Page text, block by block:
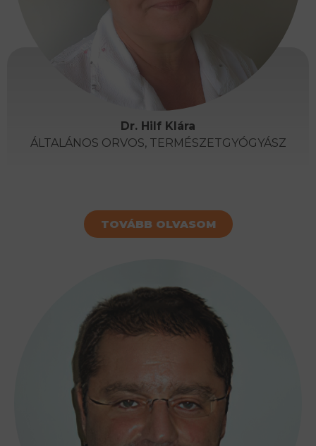
Dr. Hilf Klára
ÁLTALÁNOS ORVOS, TERMÉSZETGYÓGYÁSZ
TOVÁBB OLVASOM